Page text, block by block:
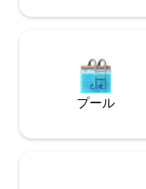
プール